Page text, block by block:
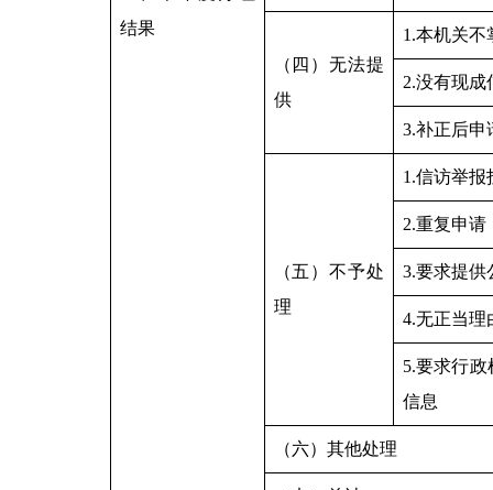
结果
（四）无法提
供
1.本机关不
2.没有现成
3.补正后申
（五）不予处
理
1.信访举报
2.重复申请
3.要求提供
4.无正当理
5.要求行
信息
（六）其他处理